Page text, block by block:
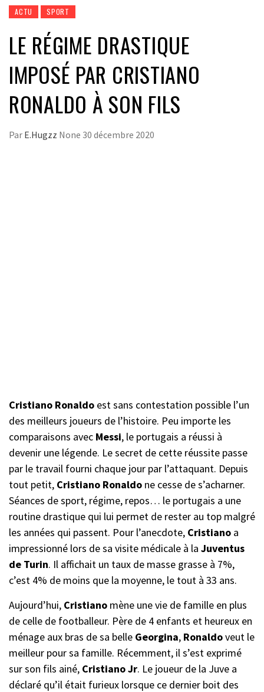
ACTU SPORT
LE RÉGIME DRASTIQUE
IMPOSÉ PAR CRISTIANO
RONALDO À SON FILS
Par E.Hugzz None 30 décembre 2020
Cristiano Ronaldo est sans contestation possible l’un
des meilleurs joueurs de l’histoire. Peu importe les
comparaisons avec Messi, le portugais a réussi à
devenir une légende. Le secret de cette réussite passe
par le travail fourni chaque jour par l’attaquant. Depuis
tout petit, Cristiano Ronaldo ne cesse de s’acharner.
Séances de sport, régime, repos… le portugais a une
routine drastique qui lui permet de rester au top malgré
les années qui passent. Pour l’anecdote, Cristiano a
impressionné lors de sa visite médicale à la Juventus
de Turin. Il affichait un taux de masse grasse à 7%,
c’est 4% de moins que la moyenne, le tout à 33 ans.
Aujourd’hui, Cristiano mène une vie de famille en plus
de celle de footballeur. Père de 4 enfants et heureux en
ménage aux bras de sa belle Georgina, Ronaldoveut le
meilleur pour sa famille. Récemment, il s’est exprimé
sur son fils ainé, Cristiano Jr. Le joueur de la Juve a
déclaré qu’il était furieux lorsque ce dernier boit des